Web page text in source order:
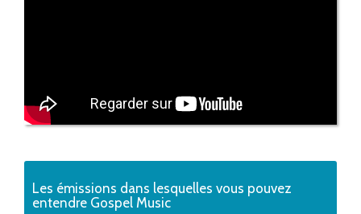
Les émissions dans lesquelles vous pouvez
entendre Gospel Music